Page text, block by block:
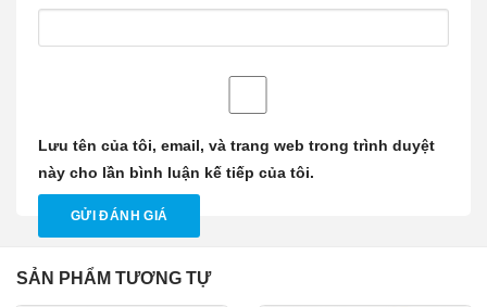
Lưu tên của tôi, email, và trang web trong trình duyệt
này cho lần bình luận kế tiếp của tôi.
SẢN PHẨM TƯƠNG TỰ